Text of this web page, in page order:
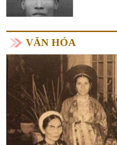
VĂN HÓA